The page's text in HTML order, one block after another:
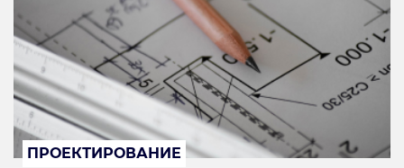
ПРОЕКТИРОВАНИЕ